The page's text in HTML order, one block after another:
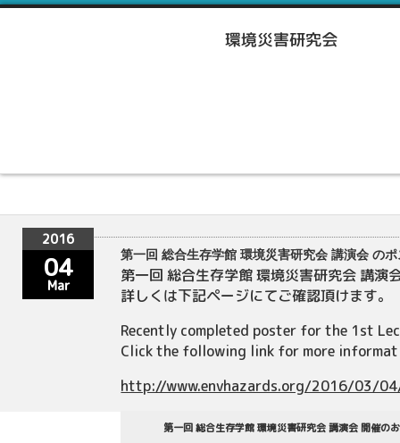
2016
04
Mar
第一回 総合生存学館 環境災害研究会 講演会 の
第一回 総合生存学館 環境災害研究会 講演
詳しくは下記ページにてご確認頂けます。
Recently completed poster for the 1st
Click the following link for more
http://www.envhazards.org/2016/03/
第一回 総合生存学館 環境災害研究会 講演会 開催の